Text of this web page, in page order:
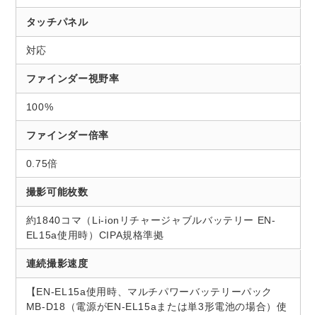
タッチパネル
対応
ファインダー視野率
100%
ファインダー倍率
0.75倍
撮影可能枚数
約1840コマ（Li-ionリチャージャブルバッテリー EN-
EL15a使用時）CIPA規格準拠
連続撮影速度
【EN-EL15a使用時、マルチパワーバッテリーパック
MB-D18（電源がEN-EL15aまたは単3形電池の場合）使